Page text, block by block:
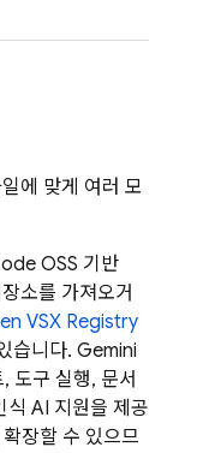
에 맞게 여러 모
OSS 기반
소를 가져오거
VSX Registry
습니다. Gemini
도구 실행, 문서
식 AI 지원을 제공
장할 수 있으므